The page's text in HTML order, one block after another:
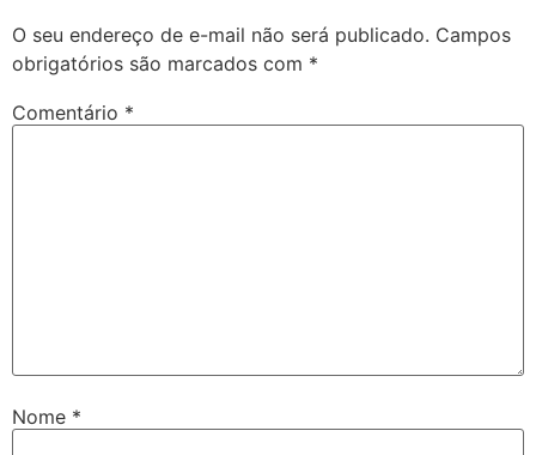
O seu endereço de e-mail não será publicado. Campos
obrigatórios são marcados com *
Comentário *
Nome *